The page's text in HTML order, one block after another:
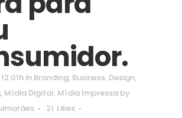
in Branding, Business, Design,
, Mídia Digital, Mídia Impressa by
21 Likes